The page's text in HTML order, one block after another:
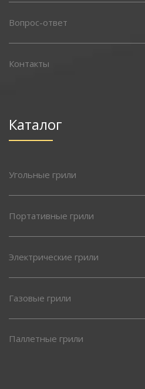
Вопрос-ответ
Контакты
Каталог
Угольные грили
Портативные грили
Электрические грили
Газовые грили
Паллетные грили